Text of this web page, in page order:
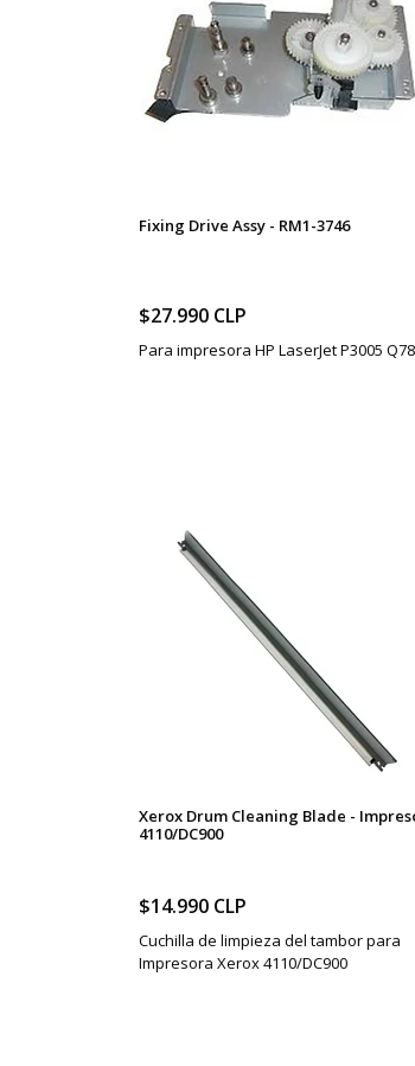
Fixing Drive Assy - RM1-3746
$27.990 CLP
Para impresora HP LaserJet P3005
Xerox Drum Cleaning Blade -
4110/DC900
$14.990 CLP
Cuchilla de limpieza del tambor para
Impresora Xerox 4110/DC900